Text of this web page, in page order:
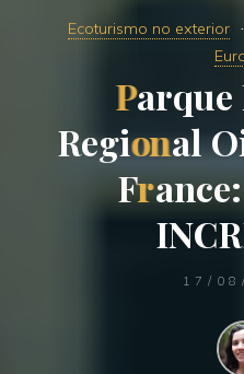
Ecoturismo no exterior
Parque
RegionalO
France:
INCR
17/